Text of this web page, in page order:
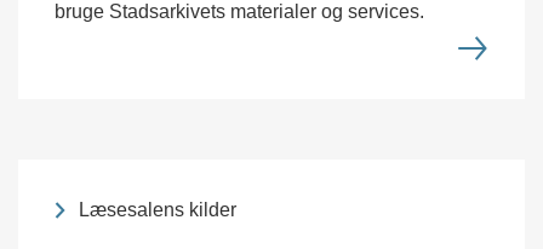
bruge Stadsarkivets materialer og services.
Læsesalens kilder